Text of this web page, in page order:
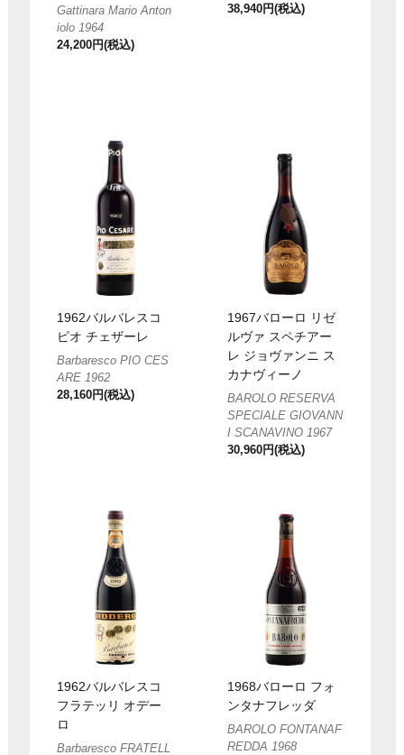
Gattinara Mario Anton
iolo 1964
24,200円(税込)
38,940円(税込)
1962バルバレスコ
ピオ チェザーレ
Barbaresco PIO CES
ARE 1962
28,160円(税込)
1967バローロ リゼ
ルヴァ スペチアー
レ ジョヴァンニ ス
カナヴィーノ
BAROLO RESERVA
SPECIALE GIOVANN
I SCANAVINO 1967
30,960円(税込)
1962バルバレスコ
フラテッリ オデー
ロ
Barbaresco FRATELL
1968バローロ フォ
ンタナフレッダ
BAROLO FONTANAF
REDDA 1968